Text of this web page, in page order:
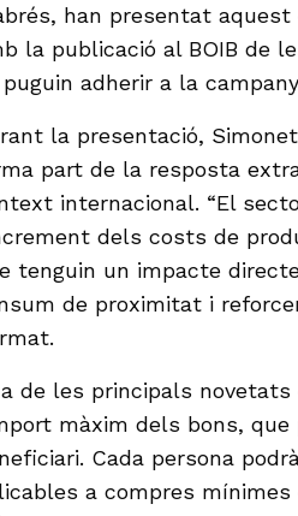
han presentat
la publicació al BOIB de
adherir a la
la presentació,
part de la resposta
internacional. “El
dels costs de
tenguin un impacte
de proximitat i
de les principals novetats
màxim dels bons,
Cada persona
a compres